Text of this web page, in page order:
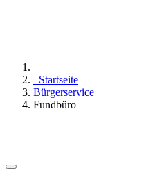
Startseite
Bürgerservice
Fundbüro